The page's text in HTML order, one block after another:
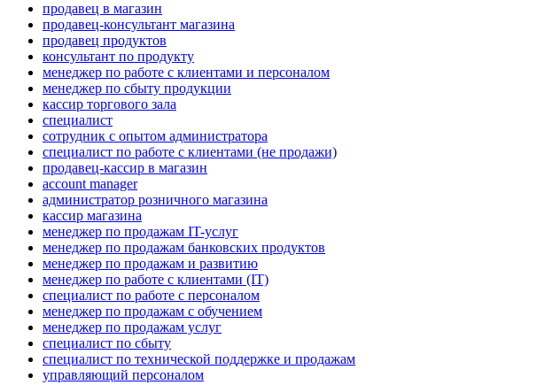
продавец в магазин
продавец-консультант магазина
продавец продуктов
консультант по продукту
менеджер по работе с клиентами и персоналом
менеджер по сбыту продукции
кассир торгового зала
специалист
сотрудник с опытом администратора
специалист по работе с клиентами (не продажи)
продавец-кассир в магазин
account manager
администратор розничного магазина
кассир магазина
менеджер по продажам IT-услуг
менеджер по продажам банковских продуктов
менеджер по продажам и развитию
менеджер по работе с клиентами (IT)
специалист по работе с персоналом
менеджер по продажам с обучением
менеджер по продажам услуг
специалист по сбыту
специалист по технической поддержке и продажам
управляющий персоналом